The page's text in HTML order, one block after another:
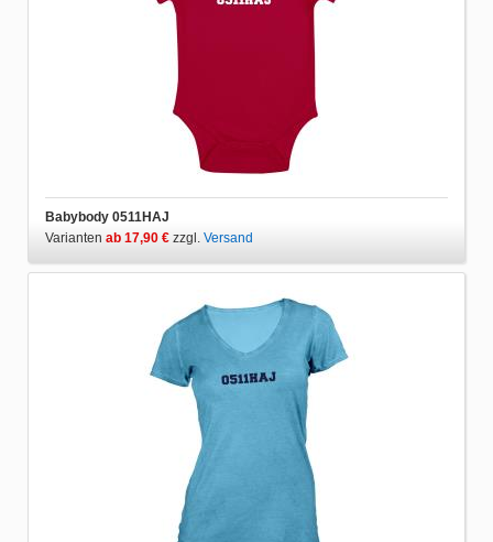
Babybody 0511HAJ
Varianten ab 17,90 € zzgl. Versand